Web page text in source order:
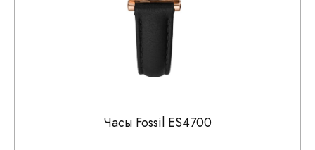
Часы Fossil ES4700